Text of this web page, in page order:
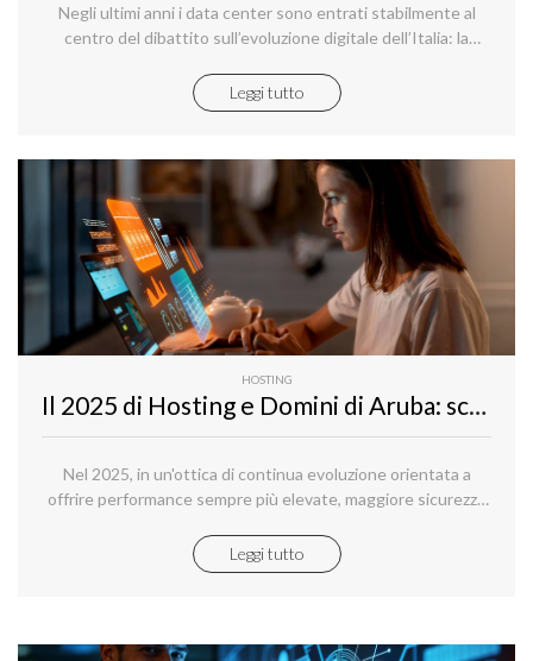
Negli ultimi anni i data center sono entrati stabilmente al
centro del dibattito sull’evoluzione digitale dell’Italia: la
all’Intelligenza Artificiale e l’attenzione sempre maggiore
verso la sovranità del dato hanno reso queste infrastrutture
continuità dei servizi e la resilienza dei sistemi digitali.
Leggi tutto
HOSTING
Il 2025 di Hosting e Domini di Aruba: scopri tutte le novità e i servizi rilasciati
Nel 2025, in un'ottica di continua evoluzione orientata a
offrire performance sempre più elevate, maggiore sicurezza
abbiamo continuato a sviluppare i nostri servizi di hosting,
domini, posta elettronica, soluzioni SaaS e strumenti per la
Leggi tutto